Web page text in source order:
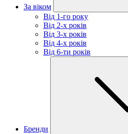
За віком
Від 1-го року
Від 2-х років
Від 3-х років
Від 4-х років
Від 6-ти років
Бренди